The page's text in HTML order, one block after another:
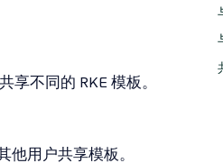
不同的 RKE 模板。
用户共享模板。